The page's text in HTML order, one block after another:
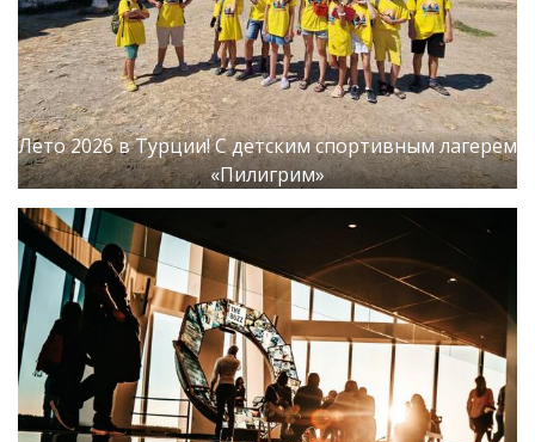
Лето 2026 в Турции! С детским спортивным лагерем
«Пилигрим»